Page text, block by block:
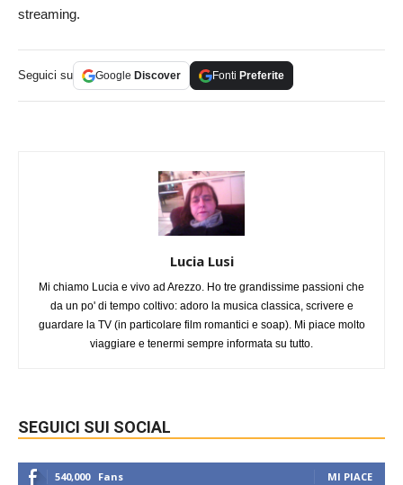
streaming.
Seguici su Google Discover Fonti Preferite
Lucia Lusi
Mi chiamo Lucia e vivo ad Arezzo. Ho tre grandissime passioni che
da un po' di tempo coltivo: adoro la musica classica, scrivere e
guardare la TV (in particolare film romantici e soap). Mi piace molto
viaggiare e tenermi sempre informata su tutto.
SEGUICI SUI SOCIAL
540,000 Fans MI PIACE